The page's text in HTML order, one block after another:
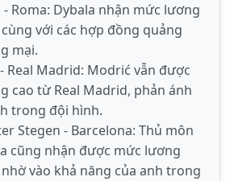
- Roma: Dybala nhận mức lương
với các hợp đồng quảng
mại.
Real Madrid: Modrić vẫn được
cao từ Real Madrid, phản ánh
trong đội hình.
Stegen - Barcelona: Thủ môn
cũng nhận được mức lương
vào khả năng của anh trong